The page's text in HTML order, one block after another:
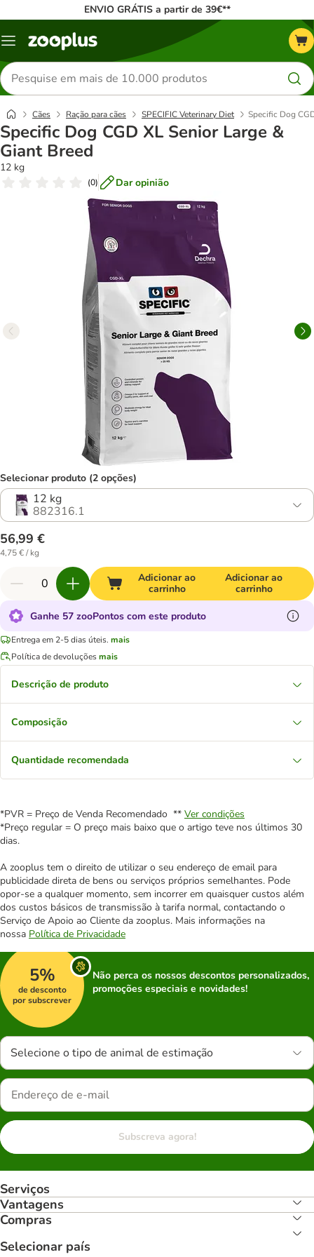
ENVIO GRÁTIS a partir de 39€**
Menu
Pesquisar
produtos
Cães Ração para cães SPECIFIC Veterinary Diet Specific Dog
Specific Dog CGD XL Senior Large &
Giant Breed
12 kg
(0) Dar opinião
Selecionar produto (2 opções)
12 kg
882316.1
56,99 €
4,75 € / kg
Adicionar ao
carrinho
Adicionar ao
carrinho
Ganhe 57 zooPontos com este produto
Entrega em 2-5 dias úteis. mais
Política de devoluçõesmais
Descrição de produto
Composição
Quantidade recomendada
*PVR = Preço de Venda Recomendado ** Ver condições
*Preço regular = O preço mais baixo que o artigo teve nos últimos 30
dias.
A zooplus tem o direito de utilizar o seu endereço de email para
publicidade direta de bens ou serviços próprios semelhantes. Pode
opor-se a qualquer momento, sem incorrer em quaisquer custos além
dos custos básicos de transmissão à tarifa normal, contactando o
Serviço de Apoio ao Cliente da zooplus. Mais informações na
nossa Política de Privacidade
5%
de desconto
por subscrever
Não perca os nossos descontos personalizados,
promoções especiais e novidades!
Selecione o tipo de animal de estimação
Subscreva agora!
Serviços
Vantagens
Compras
Selecionar país